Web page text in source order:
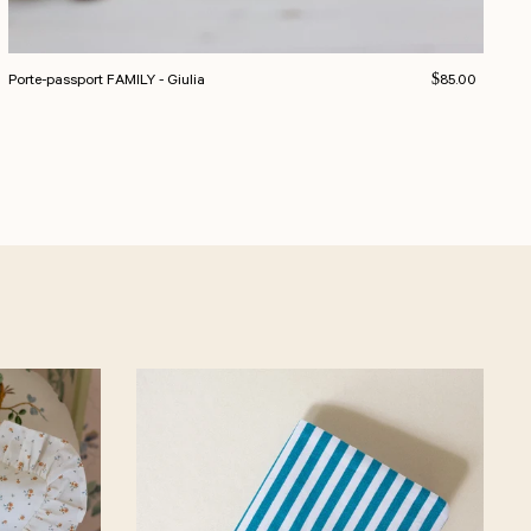
Porte-passport FAMILY - Giulia Prix normal
$85.00